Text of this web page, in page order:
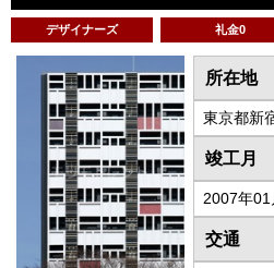
デザイナーズ 礼金0
所在地
東京都新
竣工月
2007年01
交通